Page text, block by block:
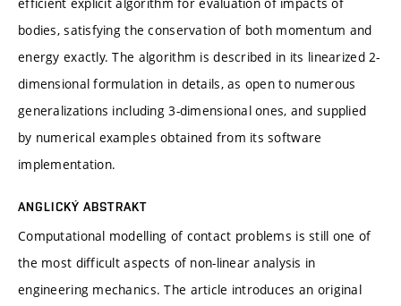
bodies, satisfying the conservation of both momentum and
energy exactly. The algorithm is described in its linearized 2-
dimensional formulation in details, as open to numerous
generalizations including 3-dimensional ones, and supplied
by numerical examples obtained from its software
implementation.
ANGLICKÝ ABSTRAKT
Computational modelling of contact problems is still one of
the most difficult aspects of non-linear analysis in
engineering mechanics. The article introduces an original